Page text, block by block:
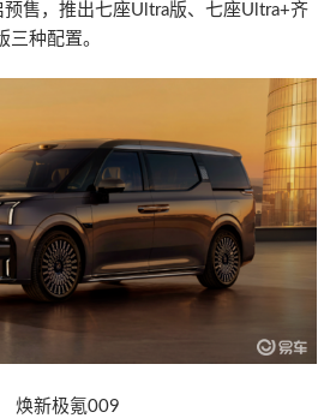
售，推出七座Ultra版、七座Ultra+齐
三种配置。
焕新极氪009